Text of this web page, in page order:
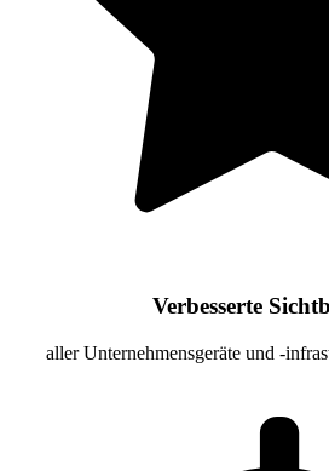
Verbesserte
aller Unternehmensgeräte und -